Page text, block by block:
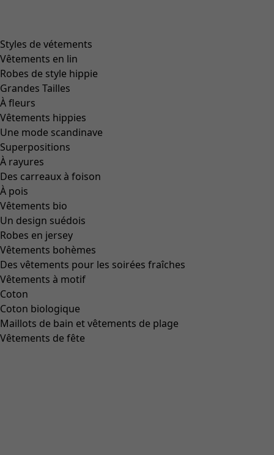
Styles de vétements
Vêtements en lin
Robes de style hippie
Grandes Tailles
À fleurs
Vêtements hippies
Une mode scandinave
Superpositions
À rayures
Des carreaux à foison
À pois
Vêtements bio
Un design suédois
Robes en jersey
Vêtements bohèmes
Des vêtements pour les soirées fraîches
Vêtements à motif
Coton
Coton biologique
Maillots de bain et vêtements de plage
Vêtements de fête